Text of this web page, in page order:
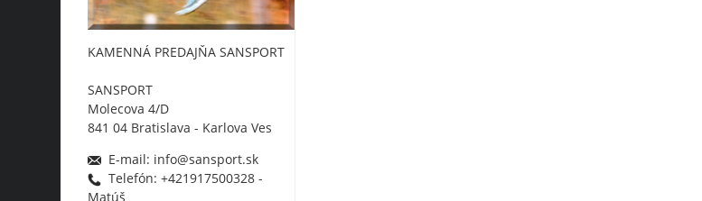
KAMENNÁ PREDAJŇA SANSPORT
SANSPORT
Molecova 4/D
841 04 Bratislava - Karlova Ves
E-mail: info@sansport.sk
Telefón: +421917500328 -
Matúš